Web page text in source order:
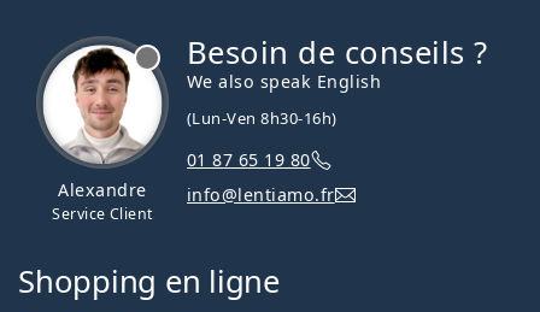
Alexandre
Service Client
Besoin de conseils ?
We also speak English
(Lun-Ven 8h30-16h)
01 87 65 19 80
info@lentiamo.fr
Shopping en ligne